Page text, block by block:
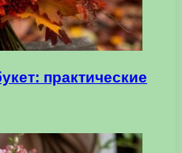
практические